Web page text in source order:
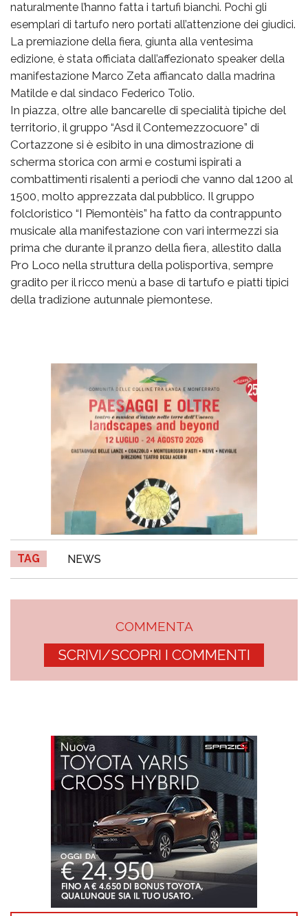
naturalmente l’hanno fatta i tartufi bianchi. Pochi gli
esemplari di tartufo nero portati all’attenzione dei giudici.
La premiazione della fiera, giunta alla ventesima
edizione, è stata officiata dall’affezionato speaker della
manifestazione Marco Zeta affiancato dalla madrina
Matilde e dal sindaco Federico Tolio.
In piazza, oltre alle bancarelle di specialità tipiche del
territorio, il gruppo “Asd il Contemezzocuore” di
Cortazzone si è esibito in una dimostrazione di
scherma storica con armi e costumi ispirati a
combattimenti risalenti a periodi che vanno dal 1200 al
1500, molto apprezzata dal pubblico. Il gruppo
folcloristico “I Piemontèis” ha fatto da contrappunto
musicale alla manifestazione con vari intermezzi sia
prima che durante il pranzo della fiera, allestito dalla
Pro Loco nella struttura della polisportiva, sempre
gradito per il ricco menù a base di tartufo e piatti tipici
della tradizione autunnale piemontese.
TAG NEWS
COMMENTA
SCRIVI/SCOPRI I COMMENTI